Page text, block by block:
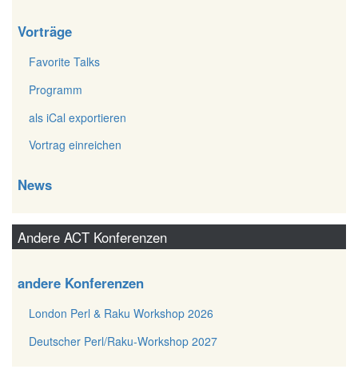
Vorträge
Favorite Talks
Programm
als iCal exportieren
Vortrag einreichen
News
Andere ACT Konferenzen
andere Konferenzen
London Perl & Raku Workshop 2026
Deutscher Perl/Raku-Workshop 2027